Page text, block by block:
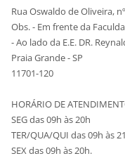
Rua Oswaldo de Oliveira,
Obs. - Em frente da
- Ao lado da E.E. DR.
Praia Grande - SP
11701-120
HORÁRIO DE
SEG das 09h às 20h
TER/QUA/QUI das 09h às
SEX das 09h às 20h.